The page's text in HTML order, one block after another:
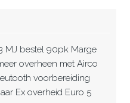
MJ bestel 90pk Marge
overheen met Airco
voorbereiding
Ex overheid Euro 5